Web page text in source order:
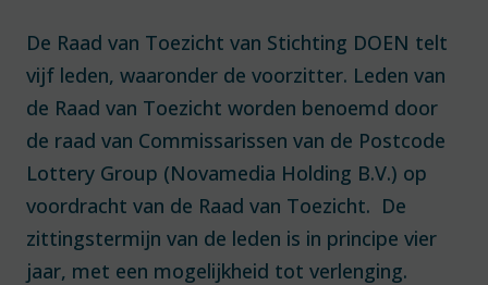
De Raad van Toezicht van Stichting DOEN telt
vijf leden, waaronder de voorzitter. Leden van
de Raad van Toezicht worden benoemd door
de raad van Commissarissen van de Postcode
Lottery Group (Novamedia Holding B.V.) op
voordracht van de Raad van Toezicht. De
zittingstermijn van de leden is in principe vier
jaar, met een mogelijkheid tot verlenging.